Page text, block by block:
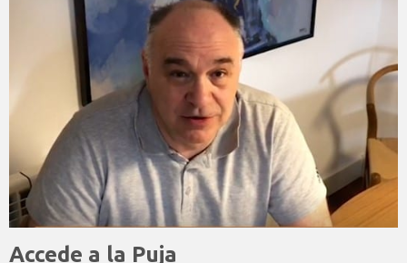
Accede a la Puja